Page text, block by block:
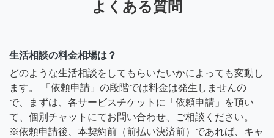
よくある質問
生活相談の料金相場は？
どのような生活相談をしてもらいたいかによっても変動し
ます。 「依頼申請」の段階では料金は発生しませんの
で、まずは、各サービスチケットに「依頼申請」を頂い
て、個別チャットにてお問い合わせ、ご相談ください。
※依頼申請後、本契約前（前払い決済前）であれば、キャ